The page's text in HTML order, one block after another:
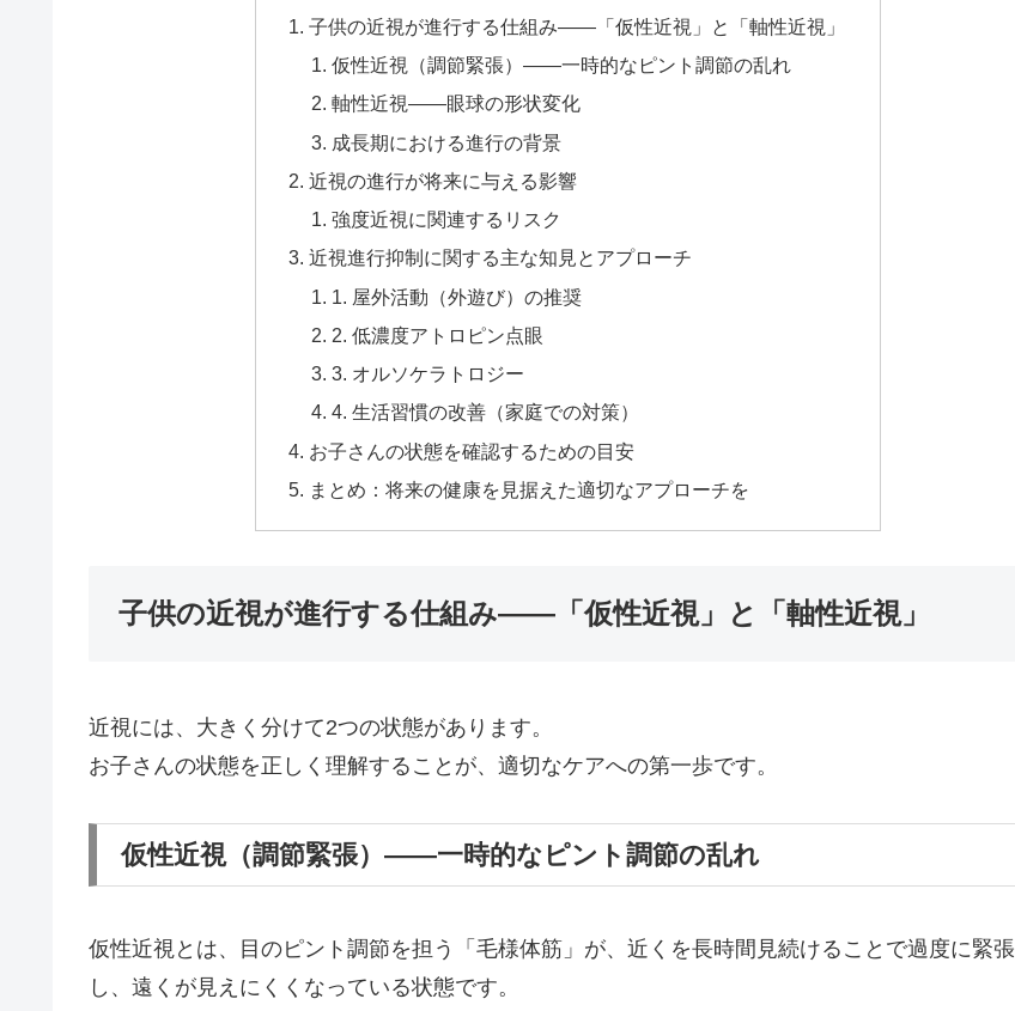
子供の近視が進行する仕組み——「仮性近視」と「軸性近視」
仮性近視（調節緊張）——一時的なピント調節の乱れ
軸性近視——眼球の形状変化
成長期における進行の背景
近視の進行が将来に与える影響
強度近視に関連するリスク
近視進行抑制に関する主な知見とアプローチ
1. 屋外活動（外遊び）の推奨
2. 低濃度アトロピン点眼
3. オルソケラトロジー
4. 生活習慣の改善（家庭での対策）
お子さんの状態を確認するための目安
まとめ：将来の健康を見据えた適切なアプローチを
子供の近視が進行する仕組み——「仮性近視」と「軸性近視」
近視には、大きく分けて2つの状態があります。
お子さんの状態を正しく理解することが、適切なケアへの第一歩です。
仮性近視（調節緊張）——一時的なピント調節の乱れ
仮性近視とは、目のピント調節を担う「毛様体筋」が、近くを長時間見続けることで過度に緊張
し、遠くが見えにくくなっている状態です。